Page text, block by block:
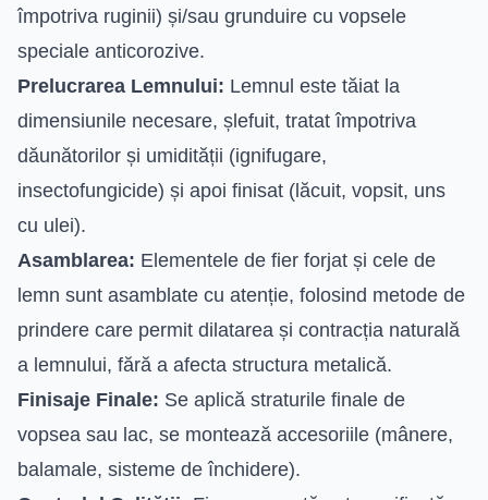
împotriva ruginii) și/sau grunduire cu vopsele
speciale anticorozive.
Prelucrarea Lemnului: Lemnul este tăiat la
dimensiunile necesare, șlefuit, tratat împotriva
dăunătorilor și umidității (ignifugare,
insectofungicide) și apoi finisat (lăcuit, vopsit, uns
cu ulei).
Asamblarea: Elementele de fier forjat și cele de
lemn sunt asamblate cu atenție, folosind metode de
prindere care permit dilatarea și contracția naturală
a lemnului, fără a afecta structura metalică.
Finisaje Finale: Se aplică straturile finale de
vopsea sau lac, se montează accesoriile (mânere,
balamale, sisteme de închidere).